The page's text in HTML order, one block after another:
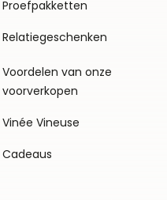
Proefpakketten
Relatiegeschenken
Voordelen van onze
voorverkopen
Vinée Vineuse
Cadeaus